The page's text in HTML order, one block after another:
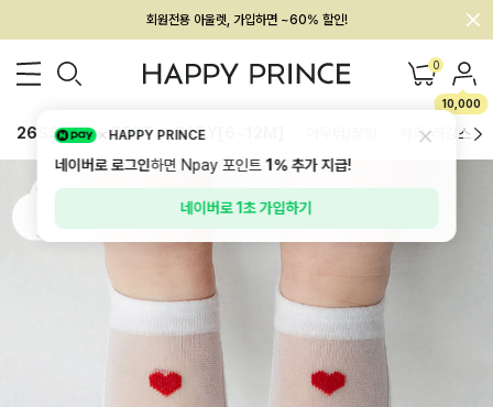
회원전용 아울렛, 가입하면 ~60% 할인!
멤버십 최대 28,000원 혜택 0
10,000
26SS 신상 BEST BABY[6~12M] 하의/레깅스
HAPPY PRINCE
네이버로 로그인하면 Npay 포인트1%추가 지급!
네이버로 1초 가입하기